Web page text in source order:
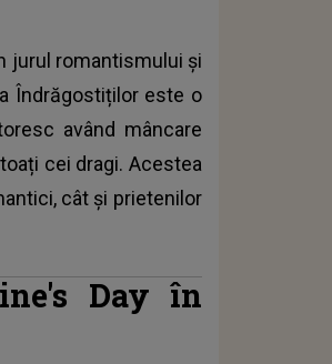
jurul romantismului și
Îndrăgostiților este o
având mâncare
cei dragi. Acestea
cât și prietenilor
Day în